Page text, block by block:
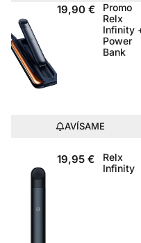
19,90 €
Promo
Relx
Infinity
Power
Bank
AVÍSAME
19,95 €
Relx
Infinity